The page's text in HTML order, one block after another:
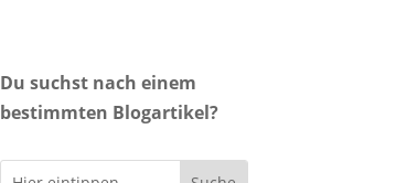
Du suchst nach einem
bestimmten Blogartikel?